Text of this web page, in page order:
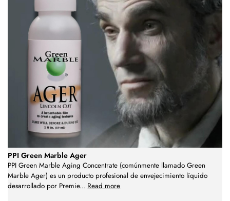
PPI Green Marble Ager
PPI Green Marble Aging Concentrate (comúnmente llamado Green
Marble Ager) es un producto profesional de envejecimiento líquido
desarrollado por Premie... Read more